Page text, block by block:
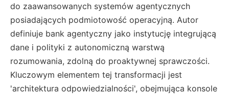
do zaawansowanych systemów agentycznych
posiadających podmiotowość operacyjną. Autor
definiuje bank agentyczny jako instytucję integrującą
dane i polityki z autonomiczną warstwą
rozumowania, zdolną do proaktywnej sprawczości.
Kluczowym elementem tej transformacji jest
'architektura odpowiedzialności', obejmująca konsole